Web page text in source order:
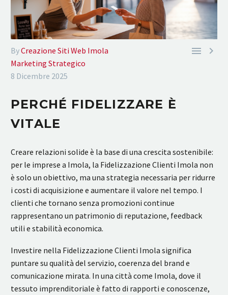
 
ByCreazione Siti Web Imola
Marketing Strategico
8 Dicembre 2025
PERCHÉ FIDELIZZARE È
VITALE
Creare relazioni solide è la base di una crescita sostenibile:
per le imprese a Imola, la Fidelizzazione Clienti Imola non
è solo un obiettivo, ma una strategia necessaria per ridurre
i costi di acquisizione e aumentare il valore nel tempo. I
clienti che tornano senza promozioni continue
rappresentano un patrimonio di reputazione, feedback
utili e stabilità economica.
Investire nella Fidelizzazione Clienti Imola significa
puntare su qualità del servizio, coerenza del brand e
comunicazione mirata. In una città come Imola, dove il
tessuto imprenditoriale è fatto di rapporti e conoscenze,